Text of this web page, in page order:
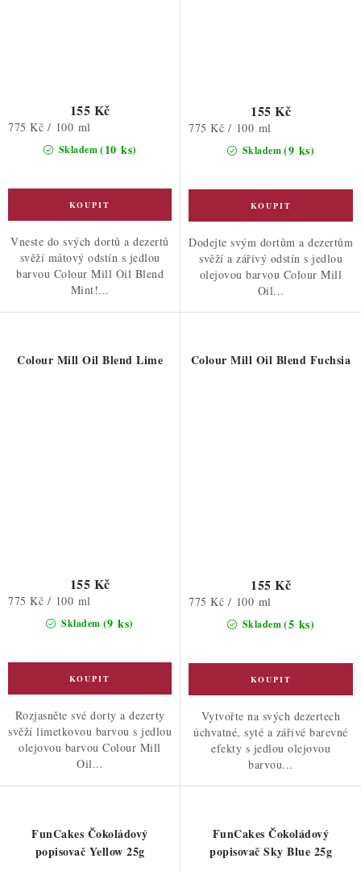
Skladem(10 ks)
155 Kč
Měrná
775 Kč / 100 ml
Vneste do svých dortů a dezertů
svěží mátový odstín s jedlou
barvou Colour Mill Oil Blend
Mint!...
Skladem(9 ks)
155 Kč
Měrná
775 Kč / 100 ml
Dodejte svým dortům a dezertům
svěží a zářivý odstín s jedlou
olejovou barvou Colour Mill
Oil...
Colour Mill Oil Blend Lime
Skladem (9 ks)
155 Kč
Měrná
775 Kč / 100 ml
Rozjasněte své dorty a dezerty
svěží limetkovou barvou s jedlou
olejovou barvou Colour Mill
Oil...
Colour Mill Oil Blend Fuchsia
Skladem(5 ks)
155 Kč
Měrná
775 Kč / 100 ml
Vytvořte na svých dezertech
úchvatné, syté a zářivé barevné
efekty s jedlou olejovou
barvou...
FunCakes Čokoládový
popisovač Yellow 25g
FunCakes Čokoládový
popisovač Sky Blue 25g